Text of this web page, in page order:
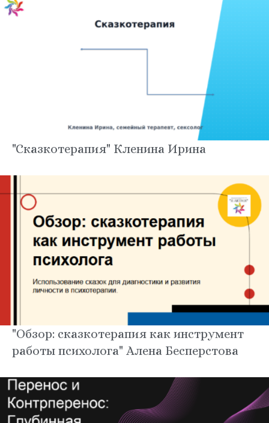
"Cказкотерапия" Кленина Ирина
"Обзор: сказкотерапия как инструмент
работы психолога" Алена Бесперстова